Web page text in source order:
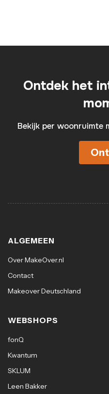
Ontdek het
Bekijk per woonruimte
ALGEMEEN
Over MakeOver.nl
Contact
Makeover Deutschland
WEBSHOPS
fonQ
Kwantum
SKLUM
Leen Bakker